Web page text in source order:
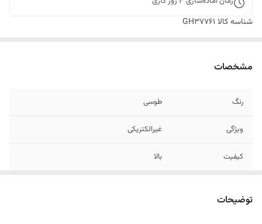
شناسه کالا GH37761
مشخصات
رنگ طوسی
ویژگی غیرالکتریکی
کیفیت بالا
توضیحات